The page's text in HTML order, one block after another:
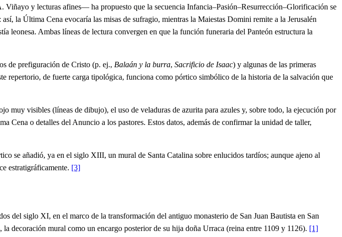
y lecturas afines— ha propuesto que la secuencia Infancia–Pasión–Resurrección–Glorificación se
la Última Cena evocaría las misas de sufragio, mientras la Maiestas Domini remite a la Jerusalén
leonesa. Ambas líneas de lectura convergen en que la función funeraria del Panteón estructura la
de prefiguración de Cristo (p. ej., Balaán y la burra, Sacrificio de Isaac) y algunas de las primeras
repertorio, de fuerte carga tipológica, funciona como pórtico simbólico de la historia de la salvación que
muy visibles (líneas de dibujo), el uso de veladuras de azurita para azules y, sobre todo, la ejecución por
Cena o detalles del Anuncio a los pastores. Estos datos, además de confirmar la unidad de taller,
se añadió, ya en el siglo XIII, un mural de Santa Catalina sobre enlucidos tardíos; aunque ajeno al
estratigráficamente. [3]
del siglo XI, en el marco de la transformación del antiguo monasterio de San Juan Bautista en San
decoración mural como un encargo posterior de su hija doña Urraca (reina entre 1109 y 1126). [1]